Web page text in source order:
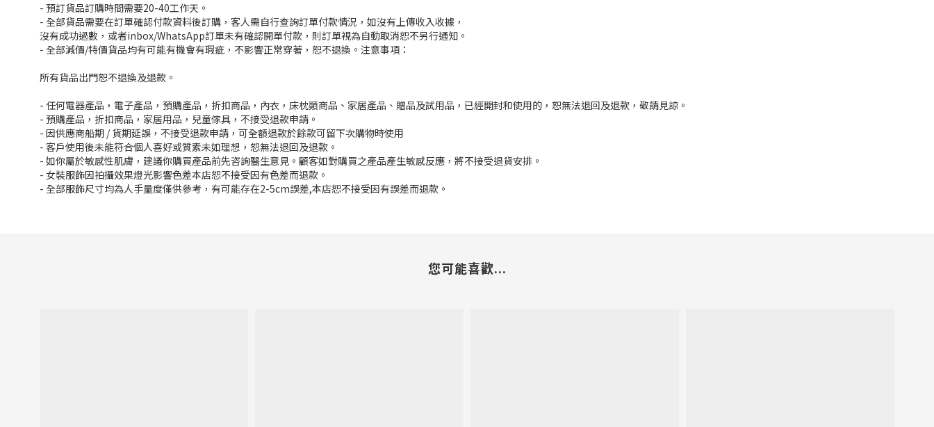
- 預訂貨品訂購時間需要20-40工作天。
- 全部貨品需要在訂單確認付款資料後訂購，客人需自行查詢訂單付款情況，如沒有上傳收入收據，
沒有成功過數，或者inbox/WhatsApp訂單未有確認開單付款，則訂單視為自動取消恕不另行通知。
- 全部減價/特價貨品均有可能有機會有瑕疵，不影響正常穿著，恕不退換。注意事項：
所有貨品出門恕不退換及退款。
- 任何電器產品，電子產品，預購產品，折扣商品，內衣，床枕類商品、家居產品、贈品及試用品，已經開封和使用的，恕無法退回及退款，敬請見諒。
- 預購產品，折扣商品，家居用品，兒童傢具，不接受退款申請。
- 因供應商船期 / 貨期延誤，不接受退款申請，可全額退款於餘款可留下次購物時使用
- 客戶使用後未能符合個人喜好或質素未如理想，恕無法退回及退款。
- 如你屬於敏感性肌膚，建議你購買產品前先咨詢醫生意見。顧客如對購買之產品產生敏感反應，將不接受退貨安排。
- 女裝服飾因拍攝效果燈光影響色差本店恕不接受因有色差而退款。
- 全部服飾尺寸均為人手量度僅供參考，有可能存在2-5cm誤差,本店恕不接受因有誤差而退款。
您可能喜歡...